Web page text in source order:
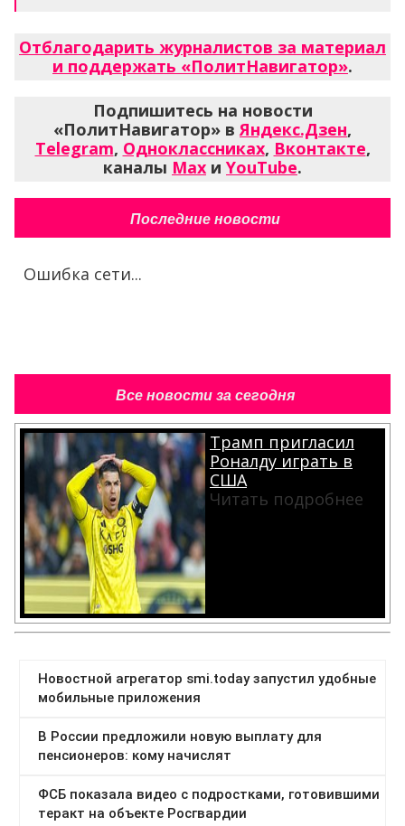
Отблагодарить журналистов за материал
и поддержать «ПолитНавигатор».
Подпишитесь на новости
«ПолитНавигатор» вЯндекс.Дзен,
Telegram, Одноклассниках, Вконтакте,
каналы Max и YouTube.
Последние новости
Ошибка сети...
Все новости за сегодня
Трамп пригласил
Роналду играть в
США
Читать подробнее